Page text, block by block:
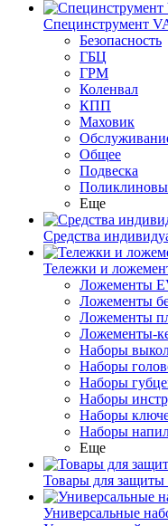
Специнструмент
Безопасность
ГБЦ
ГРМ
Коленвал
КПП
Маховик
Общее
Подвеска
Еще
Средства
Тележки и
Ложементы
Ложементы
Ложементы
Ложементы-
Наборы
Наборы
Наборы
Наборы
Наборы
Наборы
Еще
Товары для
Универсальные